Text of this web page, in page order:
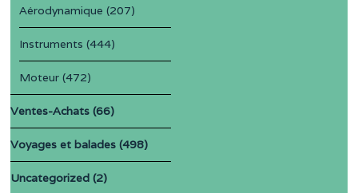
Aérodynamique (207)
Instruments (444)
Moteur (472)
Ventes-Achats (66)
Voyages et balades (498)
Uncategorized (2)